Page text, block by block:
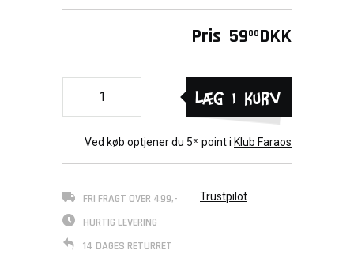
Pris 5900 DKK
Læg i kurv
Ved køb optjener du 590 point i Klub Faraos
FRI FRAGT OVER 499,-
HURTIG LEVERING
14 DAGES RETURRET
Trustpilot